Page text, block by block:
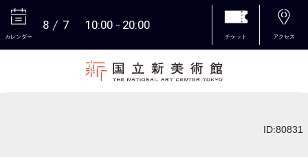
カレンダー
8 7 10:00 20:00
チケット アクセス
ID:80831